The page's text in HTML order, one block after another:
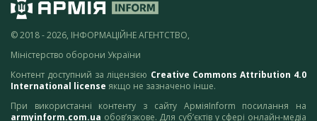
© 2018 - 2026, ІНФОРМАЦІЙНЕ АГЕНТСТВО,
Міністерство оборони України
Контент доступний за ліцензією Creative Commons Attribution 4.0
International license якщо не зазначено інше.
При використанні контенту з сайту АрміяInform посилання на
armyinform.com.ua обов’язкове. Для суб’єктів у сфері онлайн-медіа